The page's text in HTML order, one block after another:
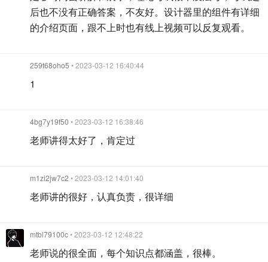
后也不没有正确答案，不友好。设计器里的组件有详细
的介绍页面，跟不上时也有线上视频可以反复观看。
259t68oho5 • 2023-03-12 16:40:44
1
4bg7y19f50 • 2023-03-12 16:38:46
老师讲得太好了，肯定过
m1zi2jw7c2 • 2023-03-12 14:01:40
老师讲的很好，认真负责，很详细
mtbl79100c• 2023-03-12 12:48:22
老师说的很全面，每个知识点都涵盖，很棒。